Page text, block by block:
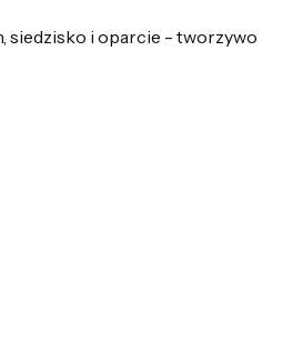
siedzisko i oparcie - tworzywo